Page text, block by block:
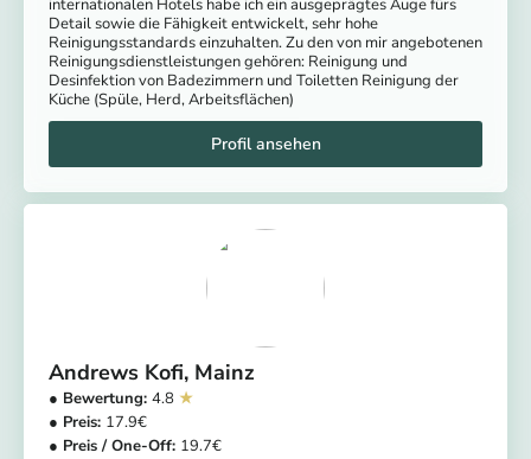
internationalen Hotels habe ich ein ausgeprägtes Auge fürs
Detail sowie die Fähigkeit entwickelt, sehr hohe
Reinigungsstandards einzuhalten. Zu den von mir angebotenen
Reinigungsdienstleistungen gehören: Reinigung und
Desinfektion von Badezimmern und Toiletten Reinigung der
Küche (Spüle, Herd, Arbeitsflächen)
Andrews Kofi Mainz
4.8
17.9
19.7